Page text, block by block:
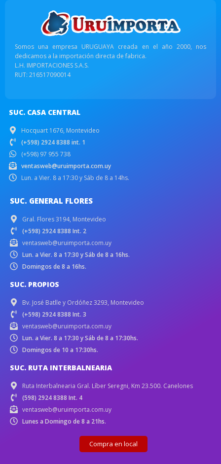
Somos una empresa URUGUAYA creada en el año 2000, nos
dedicamos a la importación directa de fabrica.
L.H. IMPORTACIONES S.A.S.
RUT: 216517090014
SUC. CASA CENTRAL
Hocquart 1676, Montevideo
(+598) 2924 8388 int. 1
(+598) 97 955 738
ventasweb@uruimporta.com.uy
Lun. a Vier. 8 a 17:30 y Sáb de 8 a 14hs.
SUC. GENERAL FLORES
Gral. Flores 3194, Montevideo
(+598) 2924 8388 Int. 2
ventasweb@uruimporta.com.uy
Lun. a Vier. 8 a 17:30 y Sáb de 8 a 16hs.
Domingos de 8 a 16hs.
SUC. PROPIOS
Bv. José Batlle y Ordóñez 3293, Montevideo
(+598) 2924 8388 Int. 3
ventasweb@uruimporta.com.uy
Lun. a Vier. 8 a 17:30 y Sáb de 8 a 17:30hs.
Domingos de 10 a 17:30hs.
SUC. RUTA INTERBALNEARIA
Ruta Interbalnearia Gral. Líber Seregni, Km 23.500. Canelones
(598) 2924 8388 Int. 4
ventasweb@uruimporta.com.uy
Lunes a Domingo de 8 a 21hs.
Compra en local